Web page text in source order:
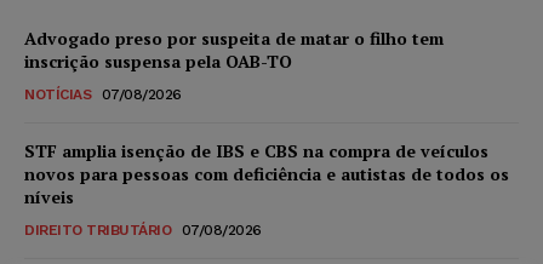
Advogado preso por suspeita de matar o filho tem
inscrição suspensa pela OAB-TO
NOTÍCIAS 07/08/2026
STF amplia isenção de IBS e CBS na compra de veículos
novos para pessoas com deficiência e autistas de todos os
níveis
DIREITO TRIBUTÁRIO 07/08/2026